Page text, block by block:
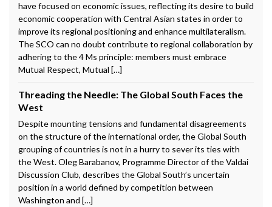
have focused on economic issues, reflecting its desire to build
economic cooperation with Central Asian states in order to
improve its regional positioning and enhance multilateralism.
The SCO can no doubt contribute to regional collaboration by
adhering to the 4 Ms principle: members must embrace
Mutual Respect, Mutual […]
Threading the Needle: The Global South Faces the
West
Despite mounting tensions and fundamental disagreements
on the structure of the international order, the Global South
grouping of countries is not in a hurry to sever its ties with
the West. Oleg Barabanov, Programme Director of the Valdai
Discussion Club, describes the Global South’s uncertain
position in a world defined by competition between
Washington and […]